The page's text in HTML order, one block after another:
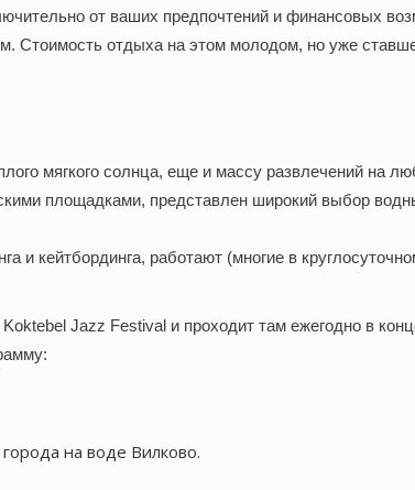
от ваших предпочтений и финансовых
Стоимость отдыха на этом молодом, но уже
мягкого солнца, еще и массу развлечений на
площадками, представлен широкий выбор
и кейтбординга, работают (многие в
Jazz Festival и проходит там ежегодно в
на воде Вилково.